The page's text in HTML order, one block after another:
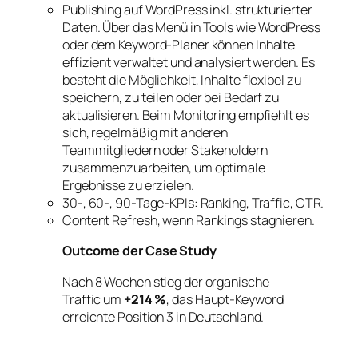
Publishing auf WordPress inkl. strukturierter
Daten. Über das Menü in Tools wie WordPress
oder dem Keyword-Planer können Inhalte
effizient verwaltet und analysiert werden. Es
besteht die Möglichkeit, Inhalte flexibel zu
speichern, zu teilen oder bei Bedarf zu
aktualisieren. Beim Monitoring empfiehlt es
sich, regelmäßig mit anderen
Teammitgliedern oder Stakeholdern
zusammenzuarbeiten, um optimale
Ergebnisse zu erzielen.
30-, 60-, 90-Tage-KPIs: Ranking, Traffic, CTR.
Content Refresh, wenn Rankings stagnieren.
Outcome der Case Study
Nach 8 Wochen stieg der organische
Traffic um +214 %, das Haupt-Keyword
erreichte Position 3 in Deutschland.